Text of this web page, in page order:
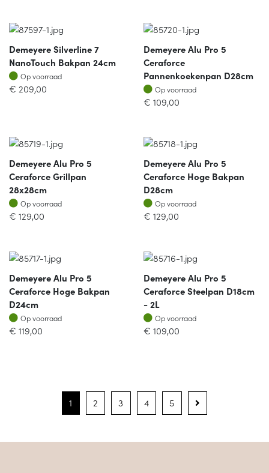
Demeyere Silverline 7
NanoTouch Bakpan 24cm
Op voorraad
Op voorraad
€ 209,00
Demeyere Alu Pro 5
Ceraforce
Pannenkoekenpan D28cm
Op voorraad
Op voorraad
€ 109,00
Demeyere Alu Pro 5
Ceraforce Grillpan
28x28cm
Op voorraad
Op voorraad
€ 129,00
Demeyere Alu Pro 5
Ceraforce Hoge Bakpan
D28cm
Op voorraad
Op voorraad
€ 129,00
Demeyere Alu Pro 5
Ceraforce Hoge Bakpan
D24cm
Op voorraad
Op voorraad
€ 119,00
Demeyere Alu Pro 5
Ceraforce Steelpan D18cm
- 2L
Op voorraad
Op voorraad
€ 109,00
1 2 3 4 5